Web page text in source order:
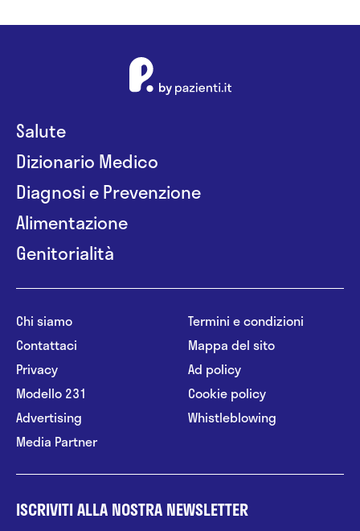
Salute
Dizionario Medico
Diagnosi e Prevenzione
Alimentazione
Genitorialità
Chi siamo
Contattaci
Privacy
Modello 231
Advertising
Media Partner
Termini e condizioni
Mappa del sito
Ad policy
Cookie policy
Whistleblowing
ISCRIVITI ALLA NOSTRA NEWSLETTER